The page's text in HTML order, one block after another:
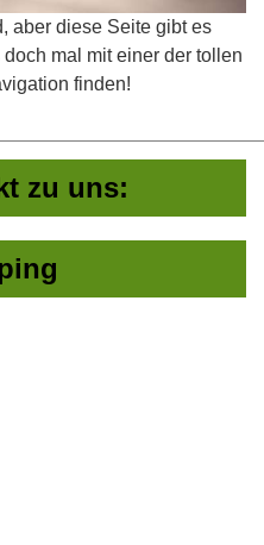
aber diese Seite gibt es
mal mit einer der tollen
finden!
zu uns: